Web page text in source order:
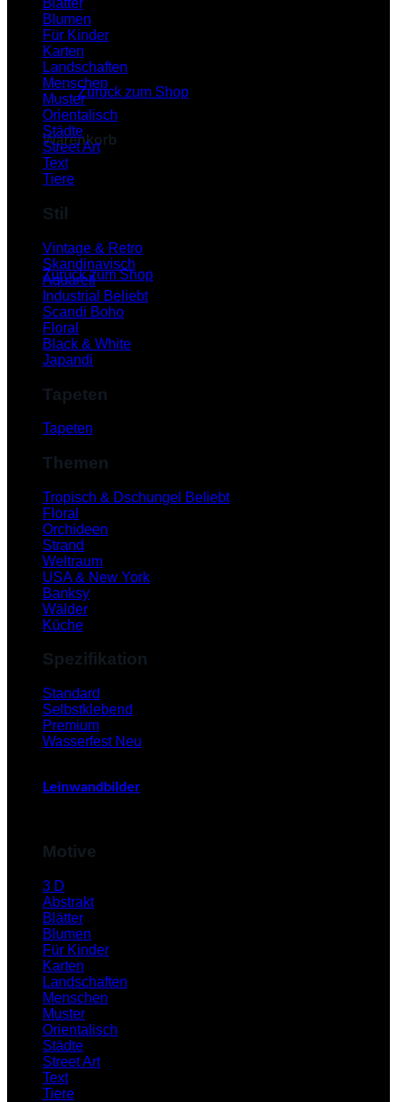
Es befinden sich keine Produkte im Warenkorb.
Zurück zum Shop
Warenkorb
Es befinden sich keine Produkte im Warenkorb.
Zurück zum Shop
Blätter
Blumen
Für Kinder
Karten
Landschaften
Menschen
Muster
Orientalisch
Städte
Street Art
Text
Tiere
Stil
Vintage & Retro
Skandinavisch
Aquarell
Industrial
Scandi Boho
Floral
Black & White
Japandi
Tapeten
Tapeten
Themen
Tropisch & Dschungel
Floral
Orchideen
Strand
Weltraum
USA & New York
Banksy
Wälder
Küche
Spezifikation
Standard
Selbstklebend
Premium
Wasserfest
Leinwandbilder
Motive
3 D
Abstrakt
Blätter
Blumen
Für Kinder
Karten
Landschaften
Menschen
Muster
Orientalisch
Städte
Street Art
Text
Tiere